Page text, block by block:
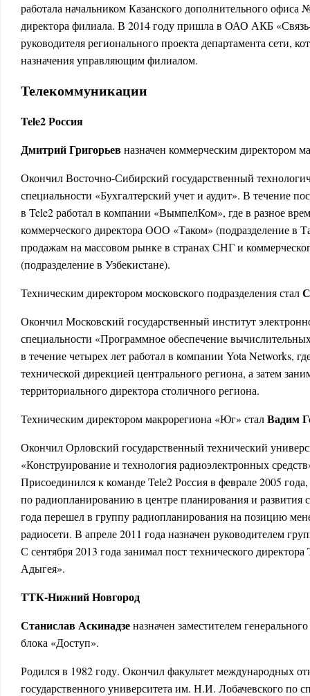
работала начальником Казанского дополнительного офиса
директора филиала. В 2014 году пришла в ОАО АКБ
руководителя регионального проекта департамента сети,
назначения управляющим филиалом.
Телекоммуникации
Tele2 Россия
Дмитрий Григорьевназначен коммерческим директором
Окончил Восточно-Сибирский государственный
специальности «Бухгалтерский учет и аудит». В течение
в Tele2 работал в компании «ВымпелКом», где в разное
коммерческого директора ООО «Таком» (подразделение в
продажам на массовом рынке в странах СНГ и
(подразделение в Узбекистане).
Техническим директором московского подразделения стал
Окончил Московский государственный институт
специальности «Программное обеспечение
в течение четырех лет работал в компании Yota Networks,
технической дирекцией центрального региона, а затем
территориального директора столичного региона.
Техническим директором макрорегиона «Юг» сталВадим
Окончил Орловский государственный технический
«Конструирование и технология радиоэлектронных
Присоединился к команде Tele2 Россия в феврале 2005
по радиопланированию в центре планирования и развития
года перешел в группу радиопланирования на позицию
радиосети. В апреле 2011 года назначен руководителем
С сентября 2013 года занимал пост технического
Адыгея».
ТТК-Нижний Новгород
Станислав Аскинадзеназначен заместителем
блока «Доступ».
Родился в 1982 году. Окончил факультет международных
государственного университета им. Н.И. Лобачевского по